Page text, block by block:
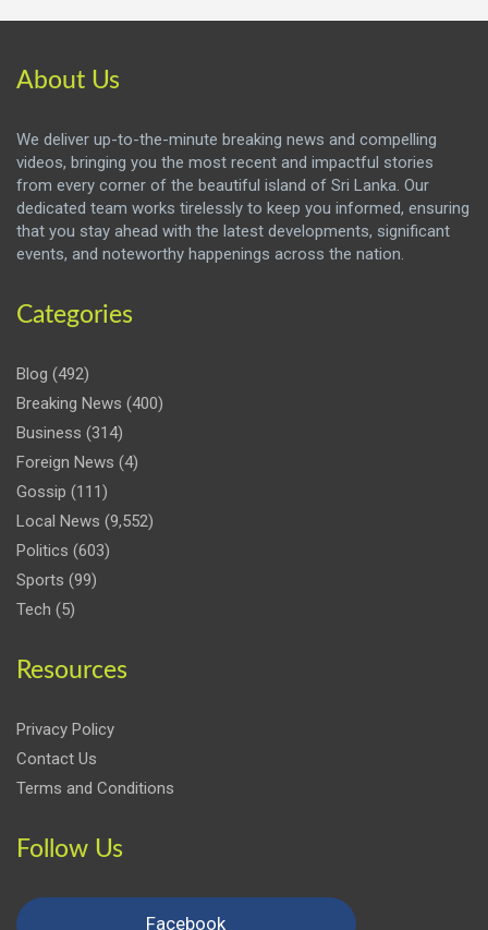
About Us
We deliver up-to-the-minute breaking news and compelling
videos, bringing you the most recent and impactful stories
from every corner of the beautiful island of Sri Lanka. Our
dedicated team works tirelessly to keep you informed, ensuring
that you stay ahead with the latest developments, significant
events, and noteworthy happenings across the nation.
Categories
Blog (492)
Breaking News (400)
Business (314)
Foreign News (4)
Gossip (111)
Local News (9,552)
Politics (603)
Sports (99)
Tech (5)
Resources
Privacy Policy
Contact Us
Terms and Conditions
Follow Us
Facebook